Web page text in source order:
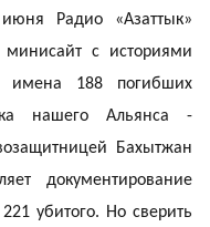
Радио «Азаттык»
минисайт с историями
имена 188 погибших
нашего Альянса -
Бахытжан
документирование
убитого. Но сверить